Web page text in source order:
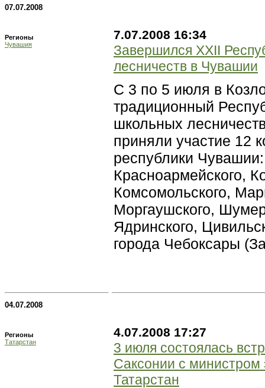
07.07.2008
Регионы
Чувашия
7.07.2008 16:34
Завершился XXII
лесничеств в Чувашии
С 3 по 5 июля в
традиционный
школьных
приняли участие 12
республики
Красноармейского,
Комсомольского,
Моргаушского,
Ядринского,
города Чебоксары
04.07.2008
Регионы
Татарстан
4.07.2008 17:27
3 июля состоялась
Саксонии с министром
Татарстан